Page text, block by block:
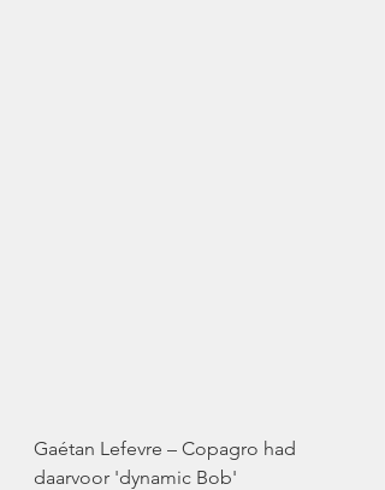
Gaétan Lefevre – Copagro had
daarvoor 'dynamic Bob'